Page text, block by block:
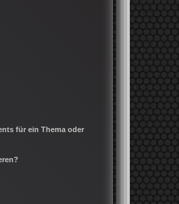
für ein Thema oder